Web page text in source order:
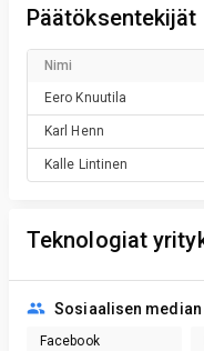
Päätöksentekijät
Nimi
Eero Knuutila
Karl Henn
Kalle Lintinen
Teknologiat
Sosiaalisen median
Facebook